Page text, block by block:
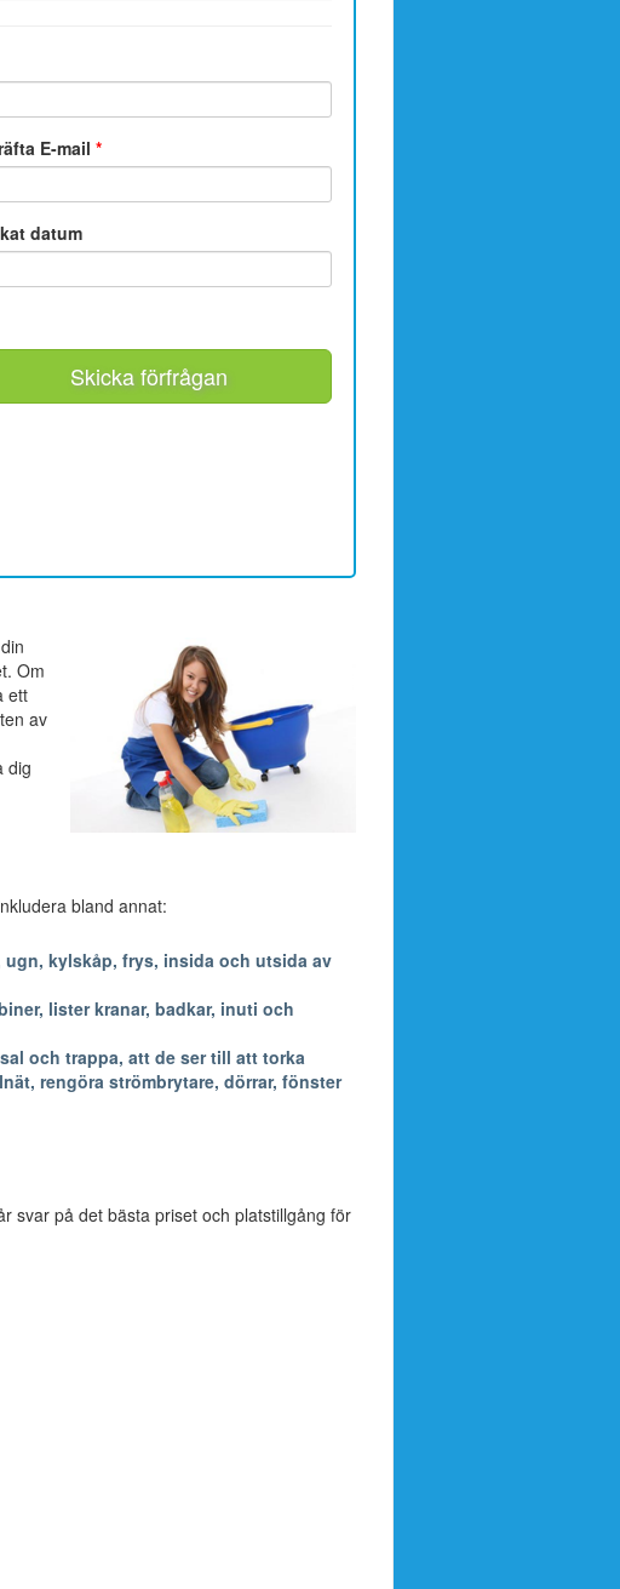
E-mail*
datum
Skicka förfrågan
Om
ett
av
dig
bland annat:
kylskåp, frys, insida och utsida av
lister kranar, badkar, inuti och
och trappa, att de ser till att torka
rengöra strömbrytare, dörrar, fönster
svar på det bästa priset och platstillgång för